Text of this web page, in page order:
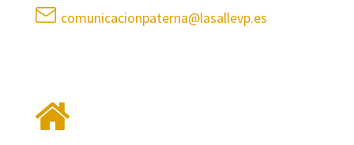
comunicacionpaterna@lasallevp.es